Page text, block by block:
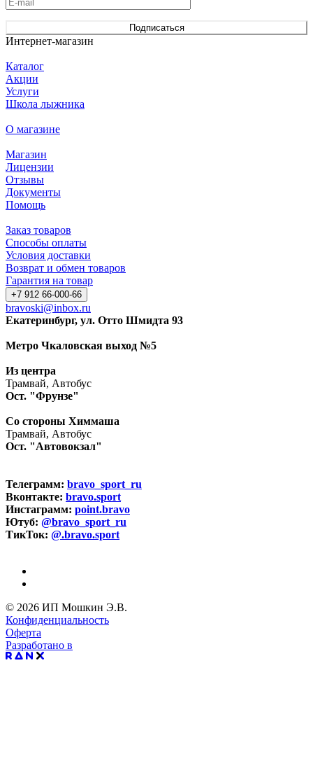
Подписаться
Интернет-магазин
Каталог
Акции
Услуги
Школа лыжника
О магазине
Магазин
Лицензии
Отзывы
Документы
Помощь
Заказ товаров
Способы оплаты
Условия доставки
Возврат и обмен товаров
Гарантия на товар
+7 912 66-000-66
bravoski@inbox.ru
Екатеринбург, ул. Отто Шмидта 93
Метро Чкаловская выход №5
Из центра
Трамвай, Автобус
Ост. "Фрунзе"
Со стороны Химмаша
Трамвай, Автобус
Ост. "Автовокзал"
Телеграмм: bravo_sport_ru
Вконтакте: bravo.sport
Инстаграмм: point.bravo
Ютуб: @bravo_sport_ru
ТикТок: @.bravo.sport
© 2026 ИП Мошкин Э.В.
Конфиденциальность
Оферта
Разработано в